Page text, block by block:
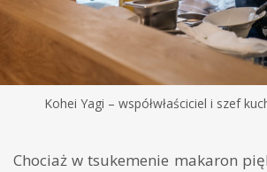
Kohei Yagi – współwłaściciel i szef
Chociaż w tsukemenie makaron